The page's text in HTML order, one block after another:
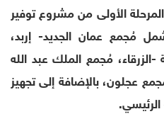
الأولى من مشروع توفير
مُجمع عمان الجديد- إربد،
مُجمع الملك عبد الله
عجلون، بالإضافة إلى تجهيز